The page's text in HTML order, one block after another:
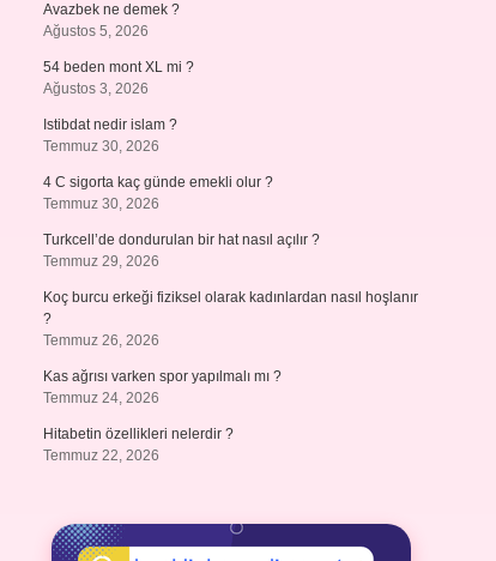
Avazbek ne demek ?
Ağustos 5, 2026
54 beden mont XL mi ?
Ağustos 3, 2026
Istibdat nedir islam ?
Temmuz 30, 2026
4 C sigorta kaç günde emekli olur ?
Temmuz 30, 2026
Turkcell’de dondurulan bir hat nasıl açılır ?
Temmuz 29, 2026
Koç burcu erkeği fiziksel olarak kadınlardan nasıl hoşlanır
?
Temmuz 26, 2026
Kas ağrısı varken spor yapılmalı mı ?
Temmuz 24, 2026
Hitabetin özellikleri nelerdir ?
Temmuz 22, 2026